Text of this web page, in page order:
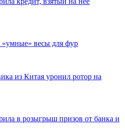
весы для фур
из Китая уронил ротор на
в розыгрыш призов от банка и